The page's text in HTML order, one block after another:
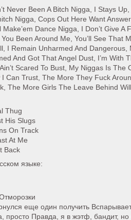
Never Been A Bitch Nigga, I Stays Up,
Nigga, Cops Out Here Want
Dance Nigga, I Don’t Give A
Been Around Me, You’ll See That
I Remain Unharmed And Dangerous,
And Got That Angel Dust, I’m With
Scared To Bust, My Niggas Is The
I Can Trust, The More They Fuck
The More Girls The Leave Behind
Thug
His Slugs
On Track
At Me
Back
языке:
еще один получить
просто Правда, я в жэтф, бандит,